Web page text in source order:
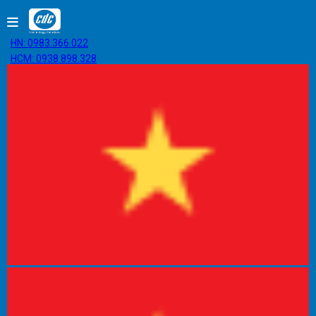
HN: 0983.366.022
HCM: 0938.898.328